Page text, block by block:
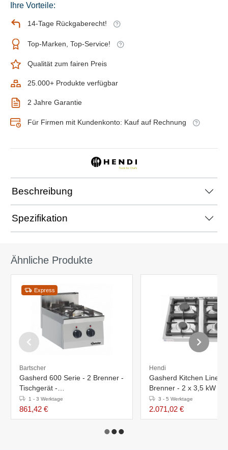
Ihre Vorteile:
14-Tage Rückgaberecht!
Top-Marken, Top-Service!
Qualität zum fairen Preis
25.000+ Produkte verfügbar
2 Jahre Garantie
Für Firmen mit Kundenkonto: Kauf auf Rechnung
Beschreibung
Spezifikation
Ähnliche Produkte
Express
Bartscher
Gasherd 600 Serie - 2 Brenner -
Tischgerät -
400x600x(h)290mm
1 - 3 Werktage
861,42 €
Hendi
Gasherd Kitchen Line - 4
Brenner - 2 x 3,5 kW +
- 3 kW Konvektionsofen -
800x700x(h)900mm
3 - 5 Werktage
2.071,02 €